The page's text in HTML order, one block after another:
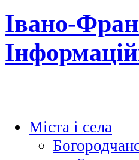
Івано-
Міста і села